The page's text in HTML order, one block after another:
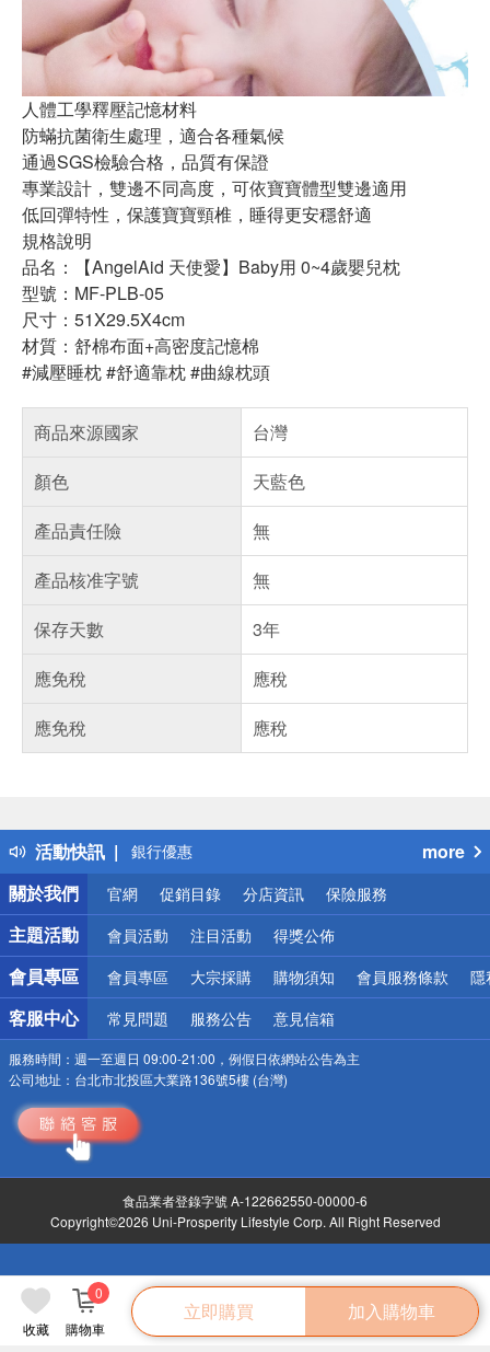
收藏 購物車
0
立即購買 加入購物車
人體工學釋壓記憶材料
防蟎抗菌衛生處理，適合各種氣候
通過SGS檢驗合格，品質有保證
專業設計，雙邊不同高度，可依寶寶體型雙邊適用
低回彈特性，保護寶寶頸椎，睡得更安穩舒適
規格說明
品名：【AngelAid 天使愛】Baby用 0~4歲嬰兒枕
型號：MF-PLB-05
尺寸：51X29.5X4cm
材質：舒棉布面+高密度記憶棉
#減壓睡枕 #舒適靠枕 #曲線枕頭
商品來源國家
台灣
顏色
天藍色
產品責任險
無
產品核准字號
無
保存天數
3年
應免稅
應稅
應免稅
應稅
活動快訊
偏遠地區配送
熱門話題
銀行優惠
偏遠地區配送
詐騙網頁！請小心！
more
關於我們
官網 促銷目錄 分店資訊 保險服務
主題活動 會員活動 注目活動 得獎公佈
會員專區 會員專區 大宗採購 購物須知 會員服務條款 隱
客服中心 常見問題 服務公告 意見信箱
服務時間： 週一至週日 09:00-21:00，例假日依網站公告為主
公司地址： 台北市北投區大業路136號5樓 (台灣)
食品業者登錄字號 A-122662550-00000-6
Copyright©2026 Uni-Prosperity Lifestyle Corp. All Right Reserved